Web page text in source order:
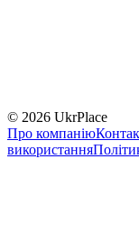
© 2026 UkrPlace
Про компанію
використання